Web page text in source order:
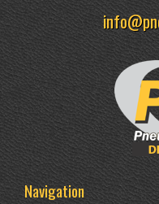
Navigation